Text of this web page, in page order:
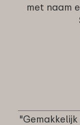
met naam